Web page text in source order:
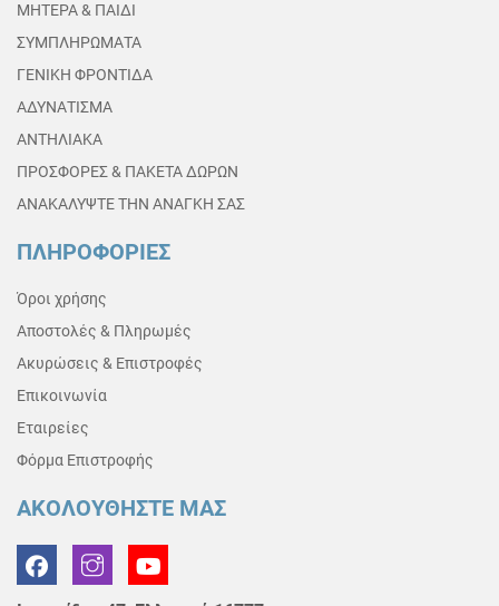
ΜΗΤΕΡΑ & ΠΑΙΔΙ
ΣΥΜΠΛΗΡΩΜΑΤΑ
ΓΕΝΙΚΗ ΦΡΟΝΤΙΔΑ
ΑΔΥΝΑΤΙΣΜΑ
ΑΝΤΗΛΙΑΚΑ
ΠΡΟΣΦΟΡΕΣ & ΠΑΚΕΤΑ ΔΩΡΩΝ
ΑΝΑΚΑΛΥΨΤΕ ΤΗΝ ΑΝΑΓΚΗ ΣΑΣ
ΠΛΗΡΟΦΟΡΙΕΣ
Όροι χρήσης
Αποστολές & Πληρωμές
Ακυρώσεις & Επιστροφές
Επικοινωνία
Εταιρείες
Φόρμα Επιστροφής
ΑΚΟΛΟΥΘΗΣΤΕ ΜΑΣ